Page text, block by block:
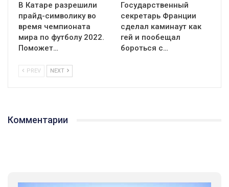
В Катаре разрешили
прайд-символику во
время чемпионата
мира по футболу 2022.
Поможет…
Государственный
секретарь Франции
сделал каминаут как
гей и пообещал
бороться с…
PREV NEXT
Комментарии